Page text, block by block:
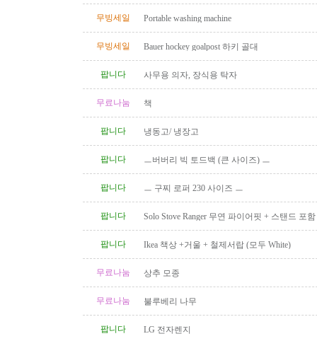
무빙세일 Portable washing machine
무빙세일 Bauer hockey goalpost 하키 골대
팝니다 사무용 의자, 장식용 탁자
무료나눔 책
팝니다 냉동고/ 냉장고
팝니다 ㅡ버버리 빅 토드백 (큰 사이즈) ㅡ
팝니다 ㅡ 구찌 로퍼 230 사이즈 ㅡ
팝니다
Solo Stove Ranger 무연 파이어핏 + 스탠드 포
팝니다
Ikea 책상 +거울 + 철제서랍 (모두 White)
무료나눔 상추 모종
무료나눔 불루베리 나무
팝니다 LG 전자렌지